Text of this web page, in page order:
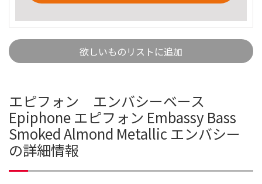
欲しいものリストに追加
エピフォン エンバシーベース
Epiphone エピフォン Embassy Bass
Smoked Almond Metallic エンバシー
の詳細情報